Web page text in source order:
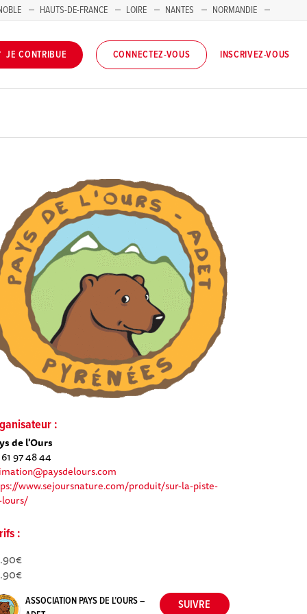
HAUTS-DE-FRANCE LOIRE NANTES NORMANDIE
JE CONTRIBUE CONNECTEZ-VOUS INSCRIVEZ-VOUS
:
de l'Ours
97 48 44
www.sejoursnature.com/produit/sur-la-piste-
:
ASSOCIATION PAYS DE L’OURS –